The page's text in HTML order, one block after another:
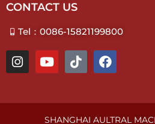
CONTACT US
Tel：0086-15821199800
I
n
a
Y
o
u
b
T
i
o
k
F
a
b
o
SHANGHAI AULTRAL